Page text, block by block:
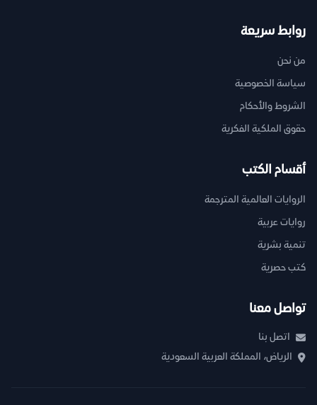
روابط سريعة
من نحن
سياسة الخصوصية
الشروط والأحكام
حقوق الملكية الفكرية
أقسام الكتب
الروايات العالمية المترجمة
روايات عربية
تنمية بشرية
كتب حصرية
تواصل معنا
اتصل بنا
الرياض، المملكة العربية السعودية